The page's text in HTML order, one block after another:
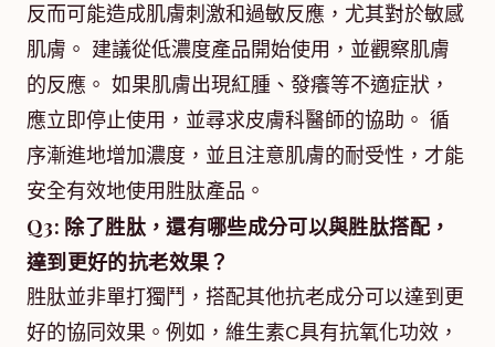
反而可能造成肌膚刺激和過敏反應，尤其對於敏感
肌膚。 建議從低濃度產品開始使用，並觀察肌膚
的反應。 如果肌膚出現紅腫、發癢等不適症狀，
應立即停止使用，並尋求皮膚科醫師的協助。 循
序漸進地增加濃度，並且注意肌膚的耐受性，才能
安全有效地使用胜肽產品。
Q3: 除了胜肽，還有哪些成分可以與胜肽搭配，
達到更好的抗老效果？
胜肽並非單打獨鬥，搭配其他抗老成分可以達到更
好的協同效果。例如，維生素C具有抗氧化功效，